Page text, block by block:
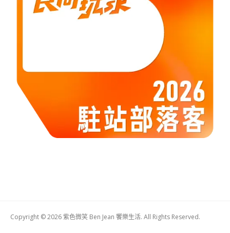
Copyright © 2026 紫色微笑 Ben Jean 饗樂生活. All Rights Reserved.